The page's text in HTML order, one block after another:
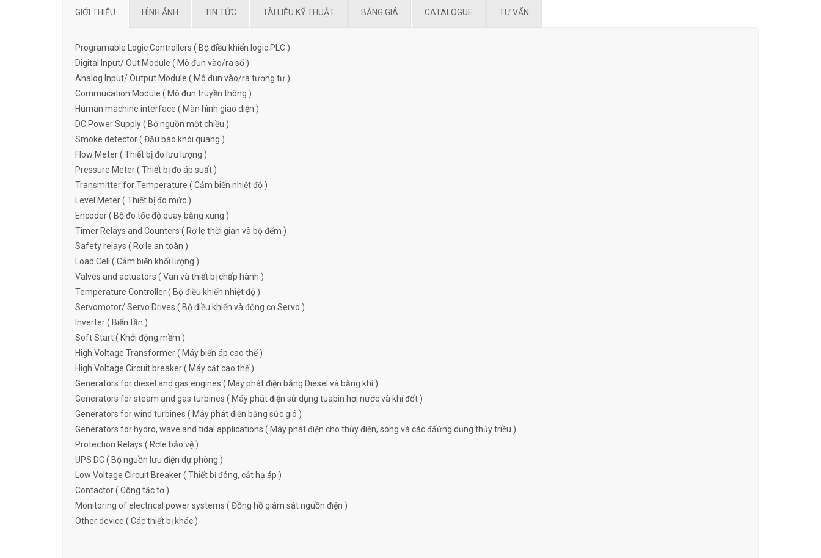
GIỚI THIỆU HÌNH ẢNH TIN TỨC TÀI LIỆU KỸ THUẬT BẢNG GIÁ CATALOGUE TƯ VẤN
Programable Logic Controllers ( Bộ điều khiển logic PLC )
Digital Input/ Out Module ( Mô đun vào/ra số )
Analog Input/ Output Module ( Mô đun vào/ra tương tự )
Commucation Module ( Mô đun truyền thông )
Human machine interface ( Màn hình giao diện )
DC Power Supply ( Bộ nguồn một chiều )
Smoke detector ( Đầu báo khói quang )
Flow Meter ( Thiết bị đo lưu lượng )
Pressure Meter ( Thiết bị đo áp suất )
Transmitter for Temperature ( Cảm biến nhiệt độ )
Level Meter ( Thiết bị đo mức )
Encoder ( Bộ đo tốc độ quay bằng xung )
Timer Relays and Counters ( Rơ le thời gian và bộ đếm )
Safety relays ( Rơ le an toàn )
Load Cell ( Cảm biến khối lượng )
Valves and actuators ( Van và thiết bị chấp hành )
Temperature Controller ( Bộ điều khiển nhiệt độ )
Servomotor/ Servo Drives ( Bộ điều khiển và động cơ Servo )
Inverter ( Biến tần )
Soft Start ( Khởi động mềm )
High Voltage Transformer ( Máy biến áp cao thế )
High Voltage Circuit breaker ( Máy cắt cao thế )
Generators for diesel and gas engines ( Máy phát điện bằng Diesel và bằng khí )
Generators for steam and gas turbines ( Máy phát điện sử dụng tuabin hơi nước và khí đốt )
Generators for wind turbines ( Máy phát điện bằng sức gió )
Generators for hydro, wave and tidal applications ( Máy phát điện cho thủy điện, sóng và các đấứng dụng thủy triều )
Protection Relays ( Rơle bảo vệ )
UPS DC ( Bộ nguồn lưu điện dự phòng )
Low Voltage Circuit Breaker ( Thiết bị đóng, cắt hạ áp )
Contactor ( Công tắc tơ )
Monitoring of electrical power systems ( Đồng hồ giám sát nguồn điện )
Other device ( Các thiết bị khác )